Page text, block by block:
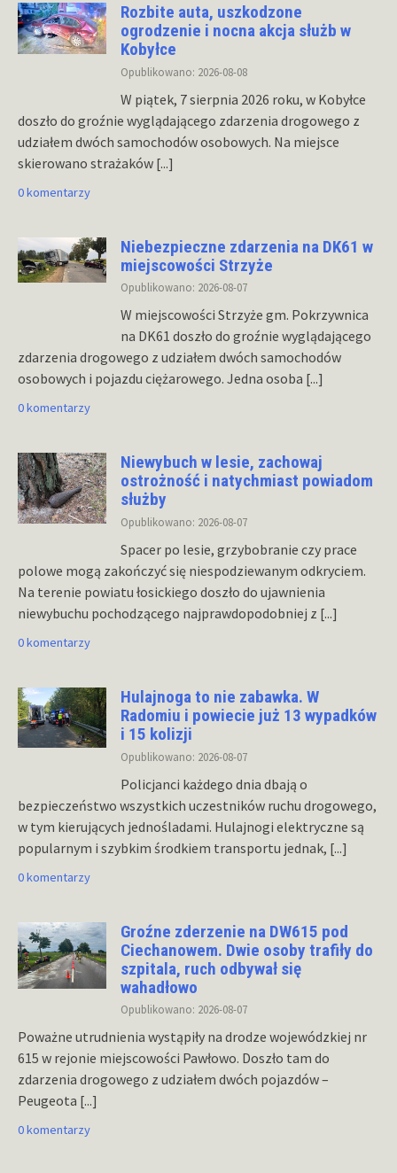
Rozbite auta, uszkodzone
ogrodzenie i nocna akcja służb w
Kobyłce
Opublikowano: 2026-08-08
W piątek, 7 sierpnia 2026 roku, w Kobyłce
doszło do groźnie wyglądającego zdarzenia drogowego z
udziałem dwóch samochodów osobowych. Na miejsce
skierowano strażaków [...]
0 komentarzy
Niebezpieczne zdarzenia na DK61 w
miejscowości Strzyże
Opublikowano: 2026-08-07
W miejscowości Strzyże gm. Pokrzywnica
na DK61 doszło do groźnie wyglądającego
zdarzenia drogowego z udziałem dwóch samochodów
osobowych i pojazdu ciężarowego. Jedna osoba [...]
0 komentarzy
Niewybuch w lesie, zachowaj
ostrożność i natychmiast powiadom
służby
Opublikowano: 2026-08-07
Spacer po lesie, grzybobranie czy prace
polowe mogą zakończyć się niespodziewanym odkryciem.
Na terenie powiatu łosickiego doszło do ujawnienia
niewybuchu pochodzącego najprawdopodobniej z [...]
0 komentarzy
Hulajnoga to nie zabawka. W
Radomiu i powiecie już 13 wypadków
i 15 kolizji
Opublikowano: 2026-08-07
Policjanci każdego dnia dbają o
bezpieczeństwo wszystkich uczestników ruchu drogowego,
w tym kierujących jednośladami. Hulajnogi elektryczne są
popularnym i szybkim środkiem transportu jednak, [...]
0 komentarzy
Groźne zderzenie na DW615 pod
Ciechanowem. Dwie osoby trafiły do
szpitala, ruch odbywał się
wahadłowo
Opublikowano: 2026-08-07
Poważne utrudnienia wystąpiły na drodze wojewódzkiej nr
615 w rejonie miejscowości Pawłowo. Doszło tam do
zdarzenia drogowego z udziałem dwóch pojazdów –
Peugeota [...]
0 komentarzy